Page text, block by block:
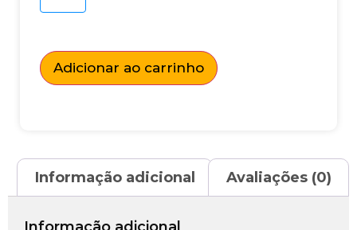
Adicionar ao carrinho
Informação adicional Avaliações (0)